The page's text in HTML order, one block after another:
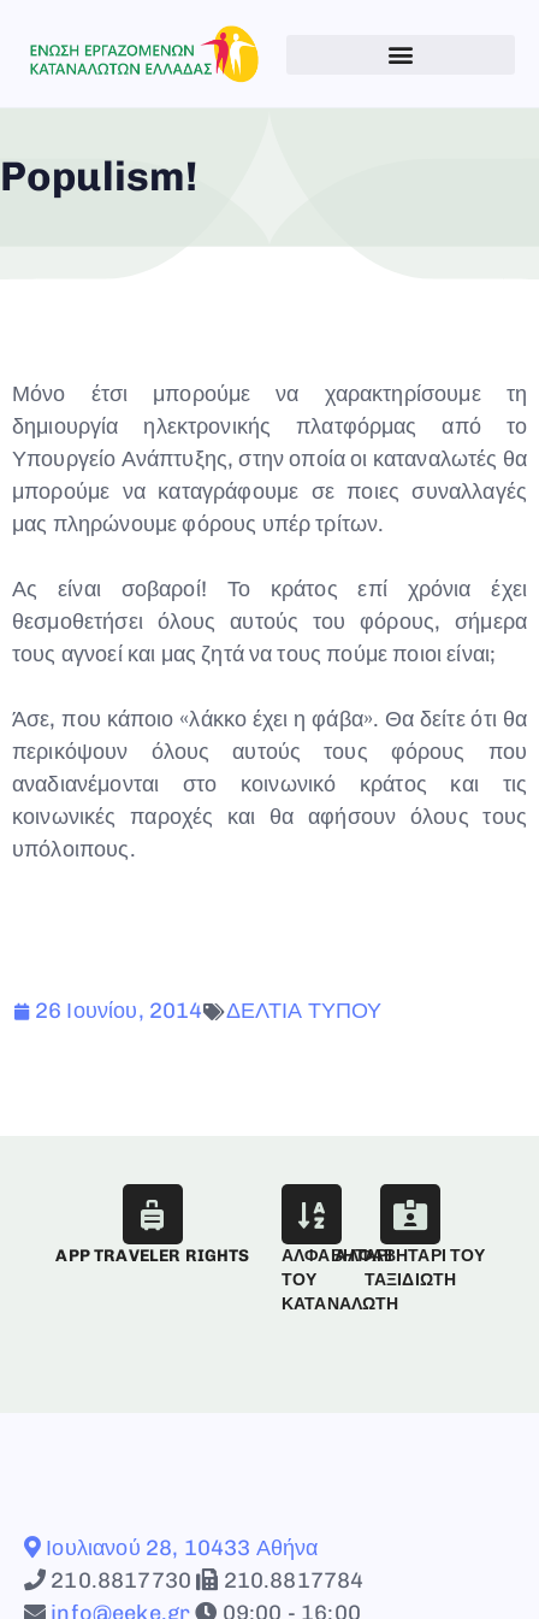
Populism!
Μόνο έτσι μπορούμε να χαρακτηρίσουμε τη
δημιουργία ηλεκτρονικής πλατφόρμας από το
Υπουργείο Ανάπτυξης, στην οποία οι καταναλωτές θα
μπορούμε να καταγράφουμε σε ποιες συναλλαγές
μας πληρώνουμε φόρους υπέρ τρίτων.
Ας είναι σοβαροί! Το κράτος επί χρόνια έχει
θεσμοθετήσει όλους αυτούς του φόρους, σήμερα
τους αγνοεί και μας ζητά να τους πούμε ποιοι είναι;
Άσε, που κάποιο «λάκκο έχει η φάβα». Θα δείτε ότι θα
περικόψουν όλους αυτούς τους φόρους που
αναδιανέμονται στο κοινωνικό κράτος και τις
κοινωνικές παροχές και θα αφήσουν όλους τους
υπόλοιπους.
26 Ιουνίου, 2014 ΔΕΛΤΙΑ ΤΥΠΟΥ
APP TRAVELER RIGHTS
ΑΛΦΑΒΗΤΑΡΙ
ΤΟΥ
ΚΑΤΑΝΑΛΩΤΗ
ΑΛΦΑΒΗΤΑΡΙ ΤΟΥ
ΤΑΞΙΔΙΩΤΗ
Ιουλιανού 28, 10433 Αθήνα
210.8817730
210.8817784
info@eeke.gr
09:00 - 16:00